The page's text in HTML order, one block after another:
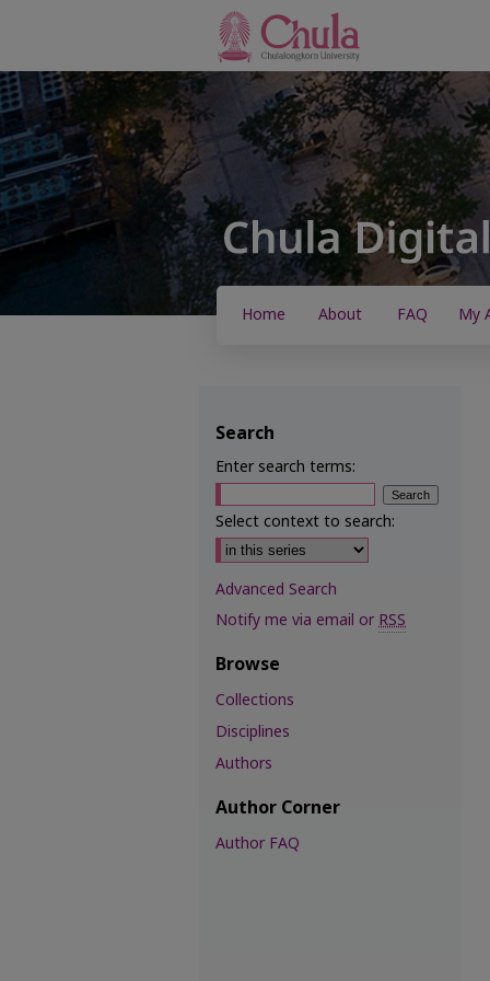
Home About FAQ My
Search
Enter search terms:
Select context to search:
Advanced Search
Notify me via email or RSS
Browse
Collections
Disciplines
Authors
Author Corner
Author FAQ